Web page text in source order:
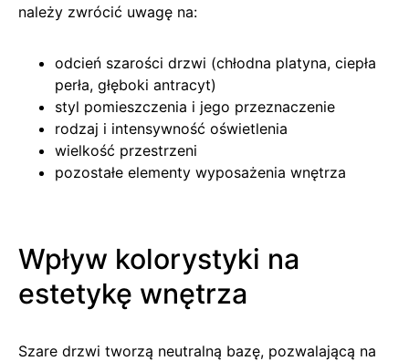
należy zwrócić uwagę na:
odcień szarości drzwi (chłodna platyna, ciepła
perła, głęboki antracyt)
styl pomieszczenia i jego przeznaczenie
rodzaj i intensywność oświetlenia
wielkość przestrzeni
pozostałe elementy wyposażenia wnętrza
Wpływ kolorystyki na
estetykę wnętrza
Szare drzwi tworzą neutralną bazę, pozwalającą na